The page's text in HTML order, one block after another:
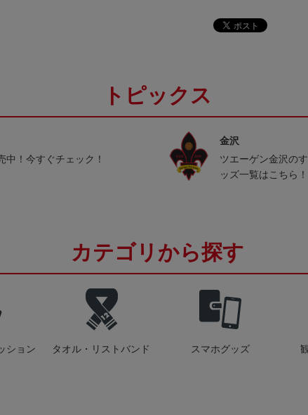
トピックス
！今すぐチェック！
金沢
ツエーゲン金沢の
ッズ一覧はこちら！
カテゴリから探す
ション タオル・リストバンド スマホグッズ